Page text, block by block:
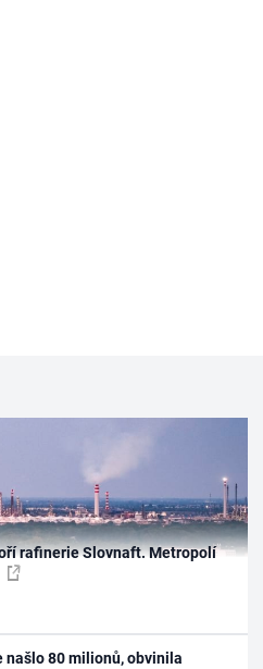
rafinerie Slovnaft. Metropolí
našlo 80 milionů, obvinila